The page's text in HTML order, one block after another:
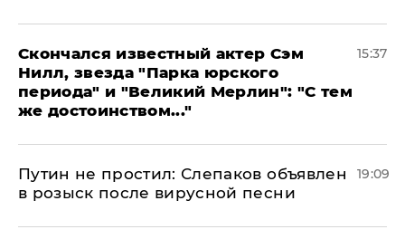
Скончался известный актер Сэм
Нилл, звезда "Парка юрского
периода" и "Великий Мерлин": "С тем
же достоинством..."
15:37
Путин не простил: Слепаков объявлен
в розыск после вирусной песни
19:09